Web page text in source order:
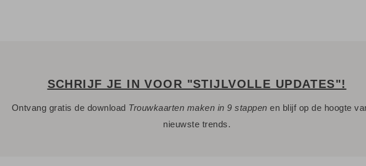
SCHRIJF JE IN VOOR "STIJLVOLLE UPDATES"!
Ontvang gratis de download Trouwkaarten maken in 9 stappen en blijf op de hoogte
nieuwste trends.